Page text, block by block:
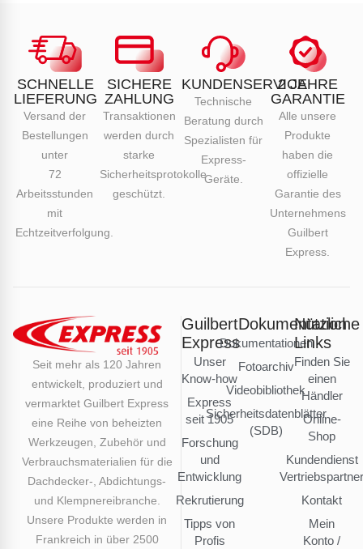
SCHNELLE
LIEFERUNG
Versand der
Bestellungen
unter
72
Arbeitsstunden
mit
Echtzeitverfolgung.
SICHERE
ZAHLUNG
Transaktionen
werden durch
starke
Sicherheitsprotokolle
geschützt.
KUNDENSERVICE
Technische
Beratung durch
Spezialisten für
Express-
Geräte.
2 JAHRE
GARANTIE
Alle unsere
Produkte
haben die
offizielle
Garantie des
Unternehmens
Guilbert
Express.
Seit mehr als 120 Jahren
entwickelt, produziert und
vermarktet Guilbert Express
eine Reihe von beheizten
Werkzeugen, Zubehör und
Verbrauchsmaterialien für die
Dachdecker-, Abdichtungs-
und Klempnereibranche.
Unsere Produkte werden in
Frankreich in über 2500
Guilbert
Express
Unser
Know-how
Express
seit 1905
Forschung
und
Entwicklung
Rekrutierung
Tipps von
Profis
Dokumentation
Dokumentationen
Fotoarchiv
Videobibliothek
Sicherheitsdatenblätter
(SDB)
Nützliche
Links
Finden Sie
einen
Händler
Online-
Shop
Kundendienst
Kontakt
Mein
Konto /